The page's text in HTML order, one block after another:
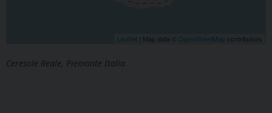
Leaflet | Map data © OpenStreetMap contributors
Ceresole Reale, Piemonte Italia